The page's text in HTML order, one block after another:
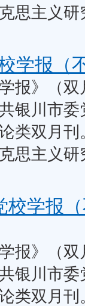
思主义
学报（
报》（
银川市
类双月
思主义
校学报
报》（
银川市
类双月